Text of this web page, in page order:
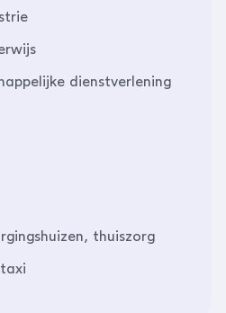
dienstverlening
thuiszorg